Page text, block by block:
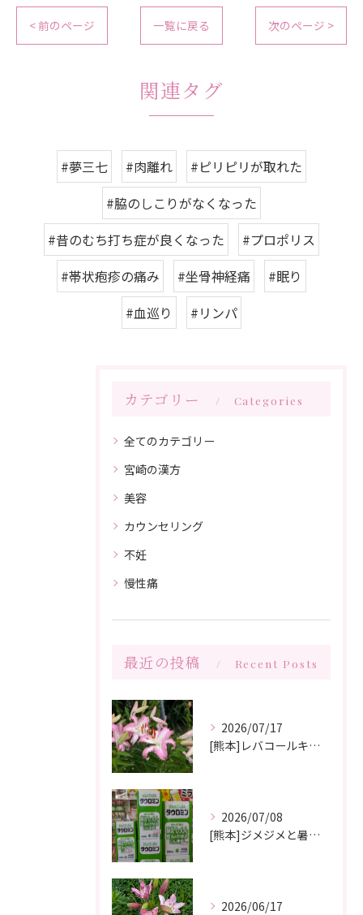
< 前のページ 一覧に戻る 次のページ >
関連タグ
#夢三七 #肉離れ
#ピリピリが取れた
#脇のしこりがなくなった
#昔のむち打ち症が良くなった
#プロポリス
#帯状疱疹の痛み
#坐骨神経痛
#眠り
#血巡り
#リンパ
カテゴリー Categories
全てのカテゴリー
宮崎の漢方
美容
カウンセリング
不妊
慢性痛
最近の投稿 Recent Posts
2026/07/17
[熊本]レバコールキャンペーン＆ガチャガチャ抽選会やっています‼️
2026/07/08
[熊本]ジメジメと暑い夏痒くてたまらない、皮膚炎が治らない、蕁麻疹が出やすくて悩んでいる方いませんか⁉️タウロミン錠でいつの間にか治ってしまったと大好評です💞
2026/06/17